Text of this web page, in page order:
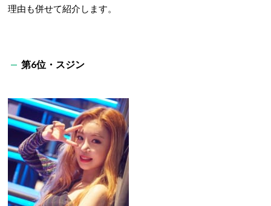
理由も併せて紹介します。
第6位・スジン